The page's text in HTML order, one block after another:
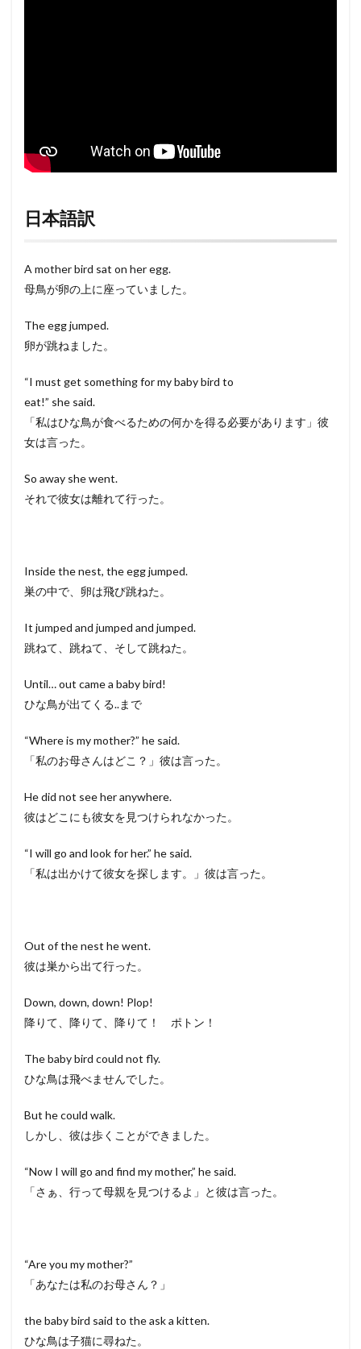
日本語訳
A mother bird sat on her egg.
母鳥が卵の上に座っていました。
The egg jumped.
卵が跳ねました。
“I must get something for my baby bird to
eat!” she said.
「私はひな鳥が食べるための何かを得る必要があります」彼
女は言った。
So away she went.
それで彼女は離れて行った。
Inside the nest, the egg jumped.
巣の中で、卵は飛び跳ねた。
It jumped and jumped and jumped.
跳ねて、跳ねて、そして跳ねた。
Until… out came a baby bird!
ひな鳥が出てくる..まで
“Where is my mother?” he said.
「私のお母さんはどこ？」彼は言った。
He did not see her anywhere.
彼はどこにも彼女を見つけられなかった。
“I will go and look for her.” he said.
「私は出かけて彼女を探します。」彼は言った。
Out of the nest he went.
彼は巣から出て行った。
Down, down, down! Plop!
降りて、降りて、降りて！ ポトン！
The baby bird could not fly.
ひな鳥は飛べませんでした。
But he could walk.
しかし、彼は歩くことができました。
“Now I will go and find my mother,” he said.
「さぁ、行って母親を見つけるよ」と彼は言った。
“Are you my mother?”
「あなたは私のお母さん？」
the baby bird said to the ask a kitten.
ひな鳥は子猫に尋ねた。